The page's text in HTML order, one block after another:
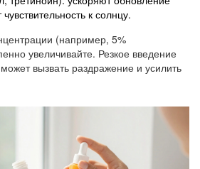
к солнцу.
(например, 5%
увеличивайте. Резкое введение
вызвать раздражение и усилить